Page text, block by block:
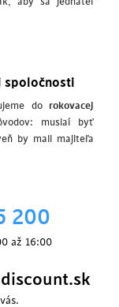
spoločnosti
do rokovacej
musiaí byť
by mali majiteľa
200
až 16:00